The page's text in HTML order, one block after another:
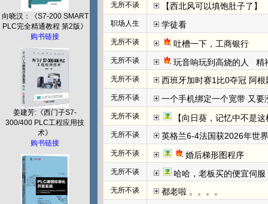
向晓汉：《S7-200 SMART
PLC完全精通教程 第2版》
购书链接
姜建芳:《西门子S7-
300/400 PLC工程应用技
术》
购书链接
无所不谈 【西北风可以填饱肚子了】
职场人生 学徒看
无所不谈 吐槽一下，工商银行
无所不谈 玩音响玩到高烧的人   精
无所不谈 西班牙加时赛1比0夺冠 阿
无所不谈 一个手机绑定一个宽带 又要
无所不谈 【向日葵，记忆中不是
无所不谈 英格兰6-4法国获2026年世
无所不谈 婚后梯形图程序
无所不谈 哈哈，老板买的便宜伺
无所不谈 都老啦 。。。。